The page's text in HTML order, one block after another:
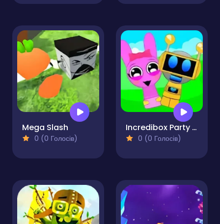
Mega Slash
0 (0 Голосів)
Incredibox Party Frozen Sprunki Beat
0 (0 Голосів)